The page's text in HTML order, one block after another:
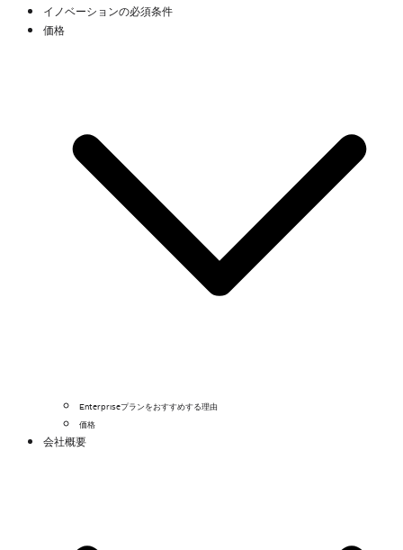
イノベーションの必須条件
価格
Enterpriseプランをおすすめする理由
価格
会社概要